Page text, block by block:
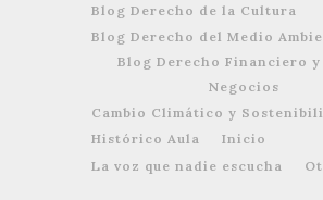
Blog Derecho de la Cultura
Blog Derecho del Medio
Blog Derecho Financiero y
Negocios
Cambio Climático y
Histórico Aula
Inicio
La voz que nadie escucha